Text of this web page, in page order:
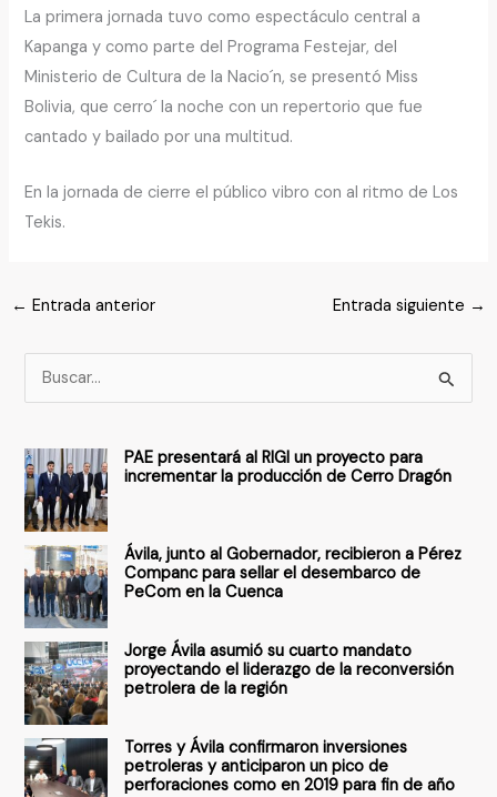
La primera jornada tuvo como espectáculo central a
Kapanga y como parte del Programa Festejar, del
Ministerio de Cultura de la Nacio´n, se presentó Miss
Bolivia, que cerro´ la noche con un repertorio que fue
cantado y bailado por una multitud.
En la jornada de cierre el público vibro con al ritmo de Los
Tekis.
← Entrada anterior Entrada siguiente →
u
c
a
r
o
r
:
PAE presentará al RIGI un proyecto para
incrementar la producción de Cerro Dragón
Ávila, junto al Gobernador, recibieron a Pérez
Companc para sellar el desembarco de
PeCom en la Cuenca
Jorge Ávila asumió su cuarto mandato
proyectando el liderazgo de la reconversión
petrolera de la región
Torres y Ávila confirmaron inversiones
petroleras y anticiparon un pico de
perforaciones como en 2019 para fin de año